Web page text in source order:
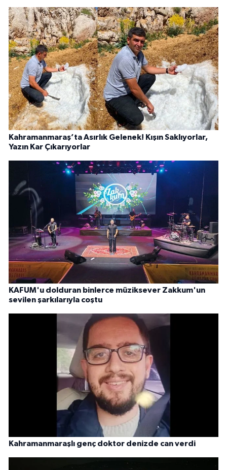
Kahramanmaraş’ta Asırlık Gelenek! Kışın Saklıyorlar,
Yazın Kar Çıkarıyorlar
KAFUM'u dolduran binlerce müziksever Zakkum'un
sevilen şarkılarıyla coştu
Kahramanmaraşlı genç doktor denizde can verdi